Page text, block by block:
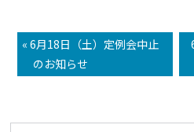
« 6月18日（土）定例会中止
のお知らせ